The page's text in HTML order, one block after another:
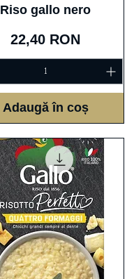
Afișare rapidă
Riso gallo nero
Preț
22,40 RON
Adaugă în coș